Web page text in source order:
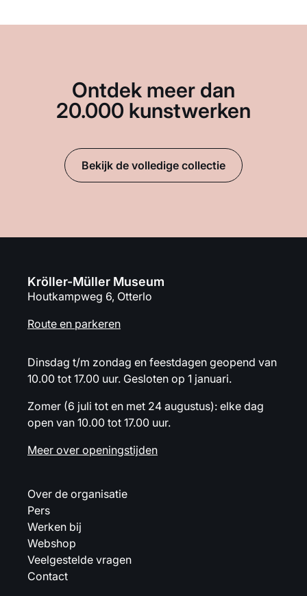
Ontdek meer dan
20.000 kunstwerken
Bekijk de volledige collectie
Kröller-Müller Museum
Houtkampweg 6, Otterlo
Route en parkeren
Dinsdag t/m zondag en feestdagen geopend van
10.00 tot 17.00 uur. Gesloten op 1 januari.
Zomer (6 juli tot en met 24 augustus): elke dag
open van 10.00 tot 17.00 uur.
Meer over openingstijden
Over de organisatie
Pers
Werken bij
Webshop
Veelgestelde vragen
Contact